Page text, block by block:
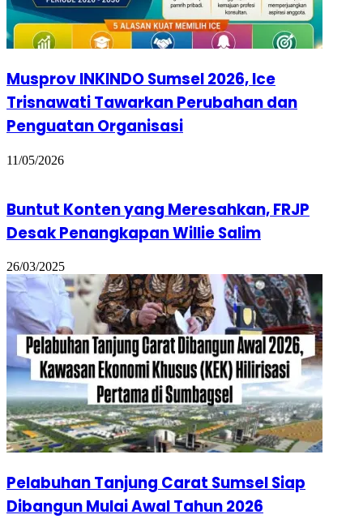
Musprov INKINDO Sumsel 2026, Ice
Trisnawati Tawarkan Perubahan dan
Penguatan Organisasi
11/05/2026
Buntut Konten yang Meresahkan, FRJP
Desak Penangkapan Willie Salim
26/03/2025
Pelabuhan Tanjung Carat Sumsel Siap
Dibangun Mulai Awal Tahun 2026